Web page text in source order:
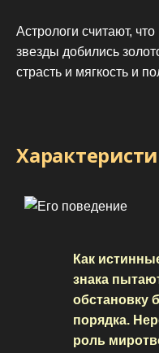
Астрологи считают,
звезды добились
страсть и мягкость и
Как
знака
обстановку
порядка.
роль